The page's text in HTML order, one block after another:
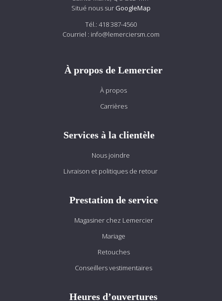
Situé nous sur GoogleMap
Tél.: 418 387-4560
Courriel : info@lemerciersm.com
À propos de Lemercier
À propos
Carrières
Services à la clientèle
Nous joindre
Livraison et politiques de retour
Prestation de service
Magasiner chez Lemercier
Mariage
Retouches
Conseillers vestimentaires
Heures d’ouvertures